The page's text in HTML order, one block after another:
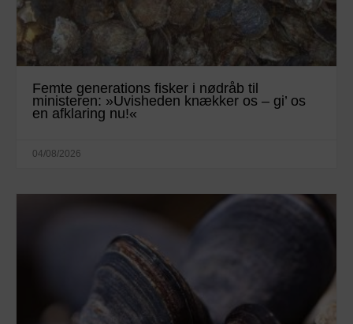
Femte generations fisker i nødråb til
ministeren: »Uvisheden knækker os – gi’ os
en afklaring nu!«
04/08/2026